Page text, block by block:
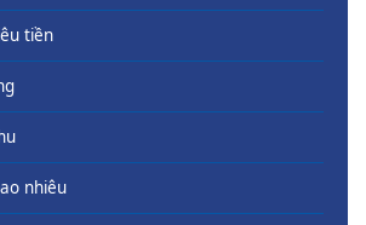
tiền
nhiêu